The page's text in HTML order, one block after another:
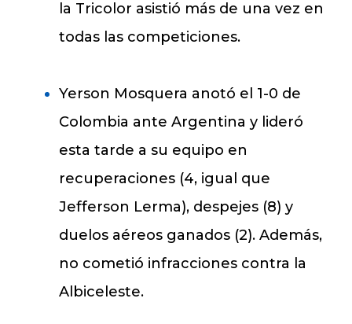
la Tricolor asistió más de una vez en
todas las competiciones.
Yerson Mosquera anotó el 1-0 de
Colombia ante Argentina y lideró
esta tarde a su equipo en
recuperaciones (4, igual que
Jefferson Lerma), despejes (8) y
duelos aéreos ganados (2). Además,
no cometió infracciones contra la
Albiceleste.